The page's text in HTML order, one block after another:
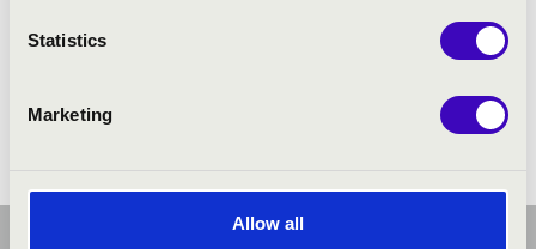
Statistics
Marketing
Allow all